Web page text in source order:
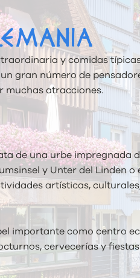
y comidas
gran número de
muchas atracciones.
de una urbe
y Unter del Linden
artísticas,
importante como centro
cervecerías y